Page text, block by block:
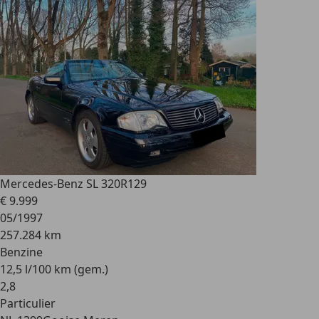
Mercedes-Benz SL 320R129
€ 9.999
05/1997
257.284 km
Benzine
12,5 l/100 km (gem.)
2,8
Particulier